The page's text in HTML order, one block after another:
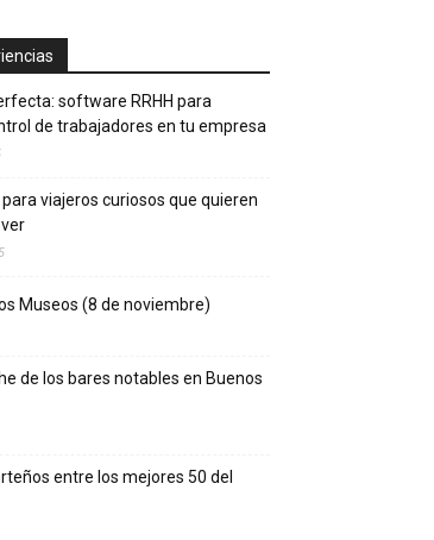
software RRHH para
de trabajadores en tu empresa
viajeros curiosos que quieren
Museos (8 de noviembre)
de los bares notables en Buenos
entre los mejores 50 del